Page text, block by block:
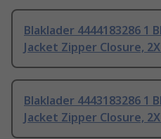
Blaklader 4444183286 1
Jacket Zipper Closure,
Blaklader 4443183286 1
Jacket Zipper Closure,